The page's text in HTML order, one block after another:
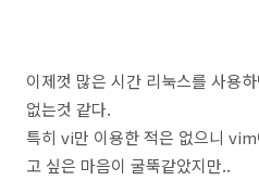
이제껏 많은 시간 리눅스를 사용
없는것 같다.
특히 vi만 이용한 적은 없으니
고 싶은 마음이 굴뚝같았지만..